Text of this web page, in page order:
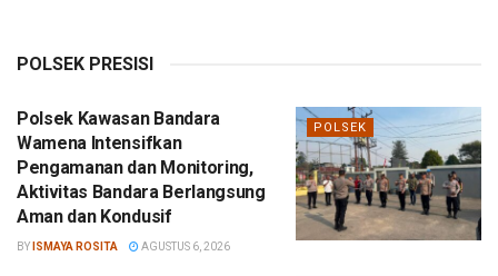
POLSEK PRESISI
POLSEK
Polsek Kawasan Bandara
Wamena Intensifkan
Pengamanan dan Monitoring,
Aktivitas Bandara Berlangsung
Aman dan Kondusif
BY ISMAYA ROSITA AGUSTUS 6, 2026